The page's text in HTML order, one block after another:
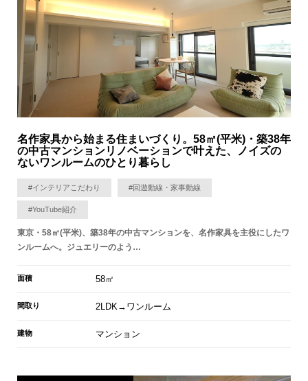
名作家具から始まる住まいづくり。58㎡(平米)・築38年
の中古マンションリノベーションで叶えた、ノイズの
ないワンルームのひとり暮らし
#インテリアこだわり #回遊動線・家事動線
#YouTube紹介
東京・58㎡(平米)、築38年の中古マンションを、名作家具を主役にしたワ
ンルームへ。ジュエリーのよう…
面積 58㎡
間取り 2LDK→ワンルーム
建物 マンション